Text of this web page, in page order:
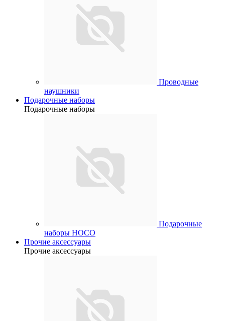
Проводные
наушники
Подарочные наборы
Подарочные наборы
Подарочные
наборы HOCO
Прочие аксессуары
Прочие аксессуары